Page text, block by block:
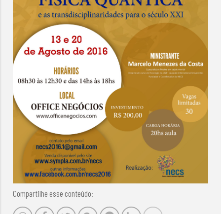
Compartilhe esse conteúdo: